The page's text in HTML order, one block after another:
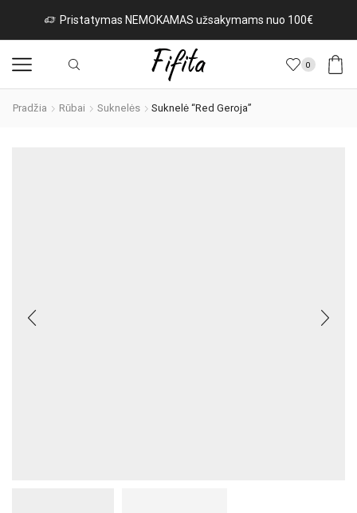
Pristatymas NEMOKAMAS užsakymams nuo 100€
0
Pradžia Rūbai Suknelės Suknelė “Red Geroja”